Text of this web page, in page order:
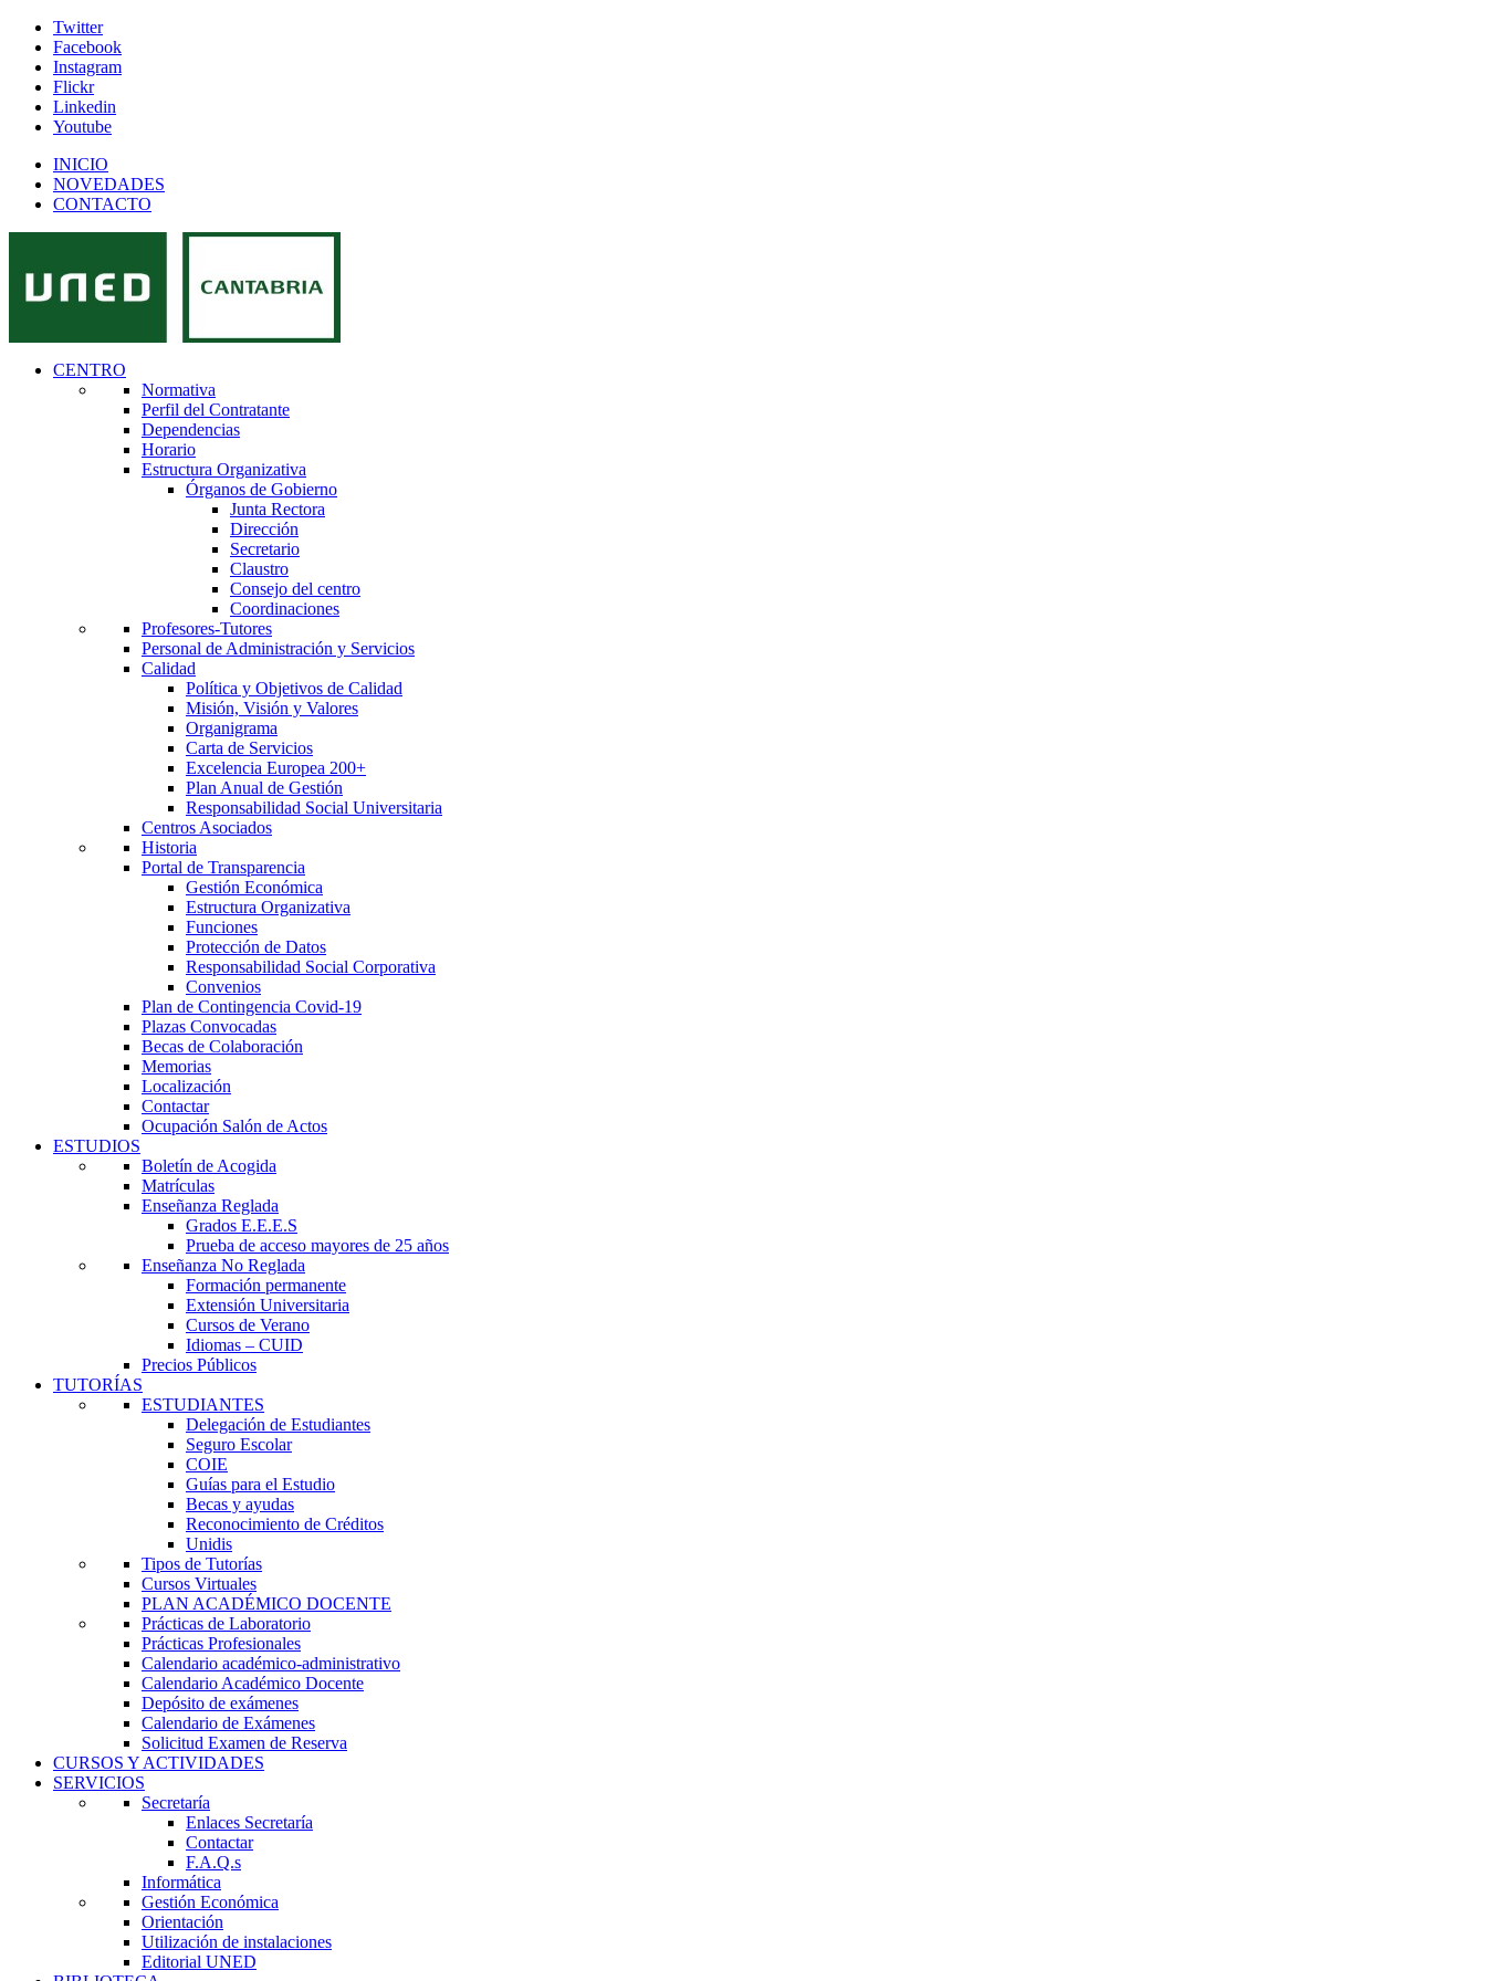
Twitter
Facebook
Instagram
Flickr
Linkedin
Youtube
INICIO
NOVEDADES
CONTACTO
CENTRO
Normativa
Perfil del Contratante
Dependencias
Horario
Estructura Organizativa
Órganos de Gobierno
Junta Rectora
Dirección
Secretario
Claustro
Consejo del centro
Coordinaciones
Profesores-Tutores
Personal de Administración y Servicios
Calidad
Política y Objetivos de Calidad
Misión, Visión y Valores
Organigrama
Carta de Servicios
Excelencia Europea 200+
Plan Anual de Gestión
Responsabilidad Social Universitaria
Centros Asociados
Historia
Portal de Transparencia
Gestión Económica
Estructura Organizativa
Funciones
Protección de Datos
Responsabilidad Social Corporativa
Convenios
Plan de Contingencia Covid-19
Plazas Convocadas
Becas de Colaboración
Memorias
Localización
Contactar
Ocupación Salón de Actos
ESTUDIOS
Boletín de Acogida
Matrículas
Enseñanza Reglada
Grados E.E.E.S
Prueba de acceso mayores de 25 años
Enseñanza No Reglada
Formación permanente
Extensión Universitaria
Cursos de Verano
Idiomas – CUID
Precios Públicos
TUTORÍAS
ESTUDIANTES
Delegación de Estudiantes
Seguro Escolar
COIE
Guías para el Estudio
Becas y ayudas
Reconocimiento de Créditos
Unidis
Tipos de Tutorías
Cursos Virtuales
PLAN ACADÉMICO DOCENTE
Prácticas de Laboratorio
Prácticas Profesionales
Calendario académico-administrativo
Calendario Académico Docente
Depósito de exámenes
Calendario de Exámenes
Solicitud Examen de Reserva
CURSOS Y ACTIVIDADES
SERVICIOS
Secretaría
Enlaces Secretaría
Contactar
F.A.Q.s
Informática
Gestión Económica
Orientación
Utilización de instalaciones
Editorial UNED